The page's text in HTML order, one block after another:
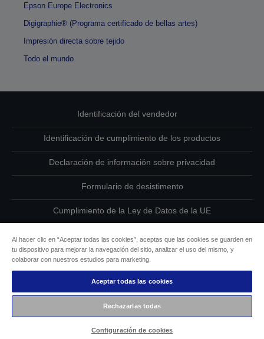
Epson Europe Electronics
Digigraphie® (Programa certificado de bellas artes)
Impresión directa sobre tejido
Todo el mundo
Identificación del vendedor
Identificación de cumplimiento de los productos
Declaración de información sobre privacidad
Formulario de desistimento
Cumplimiento de la Ley de Datos de la UE
Información sobre cookies
Compromiso de accesibilidad de Epson
Copyright © 2026 Seiko Epson
Al hacer clic en “Aceptar todas las cookies”, aceptas que las cookies se guarden en
tu dispositivo para mejorar la navegación del sitio, analizar el uso del mismo, y
colaborar con nuestros estudios para marketing.
Aceptar todas las cookies
Rechazarlas todas
Configuración de cookies